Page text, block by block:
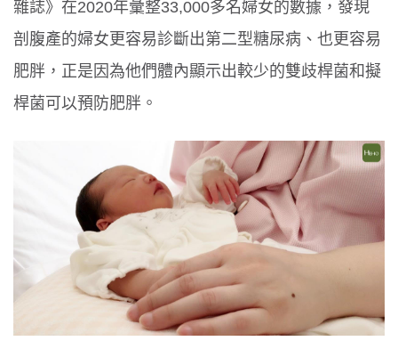
雜誌》在2020年彙整33,000多名婦女的數據，發現
剖腹產的婦女更容易診斷出第二型糖尿病、也更容易
肥胖，正是因為他們體內顯示出較少的雙歧桿菌和擬
桿菌可以預防肥胖。